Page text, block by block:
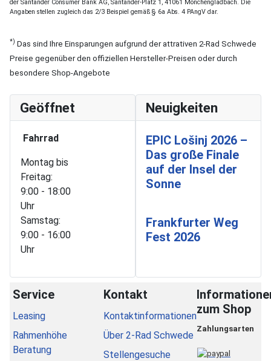
der Santander Consumer Bank AG, Santander-Platz 1, 41061 Mönchengladbach. Die
Angaben stellen zugleich das 2/3 Beispiel gemäß § 6a Abs. 4 PAngV dar.
*) Das sind Ihre Einsparungen aufgrund der attrativen 2-Rad Schwede
Preise gegenüber den offiziellen Hersteller-Preisen oder durch
besondere Shop-Angebote
Geöffnet
Fahrrad
Montag bis
Freitag:
9:00 - 18:00
Uhr
Samstag:
9:00 - 16:00
Uhr
Neuigkeiten
EPIC Lošinj 2026 –
Das große Finale
auf der Insel der
Sonne
Frankfurter Weg
Fest 2026
Service
Leasing
Rahmenhöhe
Beratung
Kontakt
Kontaktinformationen
Über 2-Rad Schwede
Stellengesuche
zum Shop
Zahlungsarten